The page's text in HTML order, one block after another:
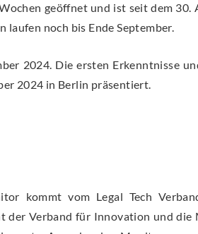
geöffnet und ist seit dem 30.
noch bis Ende September.
2024. Die ersten Erkenntnisse
2024 in Berlin präsentiert.
kommt vom Legal Tech
der Verband für Innovation und die